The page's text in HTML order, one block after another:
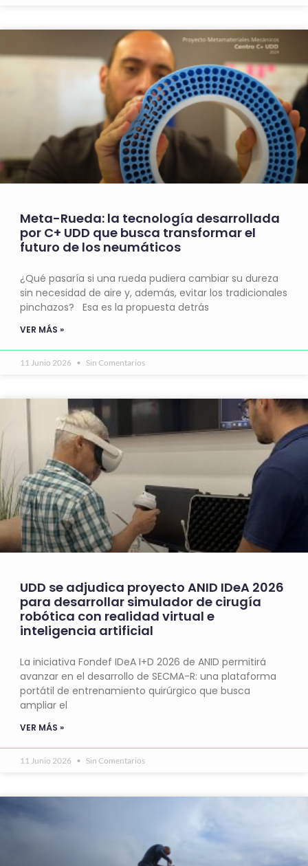
Meta-Rueda: la tecnología desarrollada
por C+ UDD que busca transformar el
futuro de los neumáticos
¿Qué pasaría si una rueda pudiera cambiar su dureza
sin necesidad de aire y, además, evitar los tradicionales
pinchazos? Esa es la propuesta detrás
VER MÁS »
11 Junio 2026 Sin Comentarios
UDD se adjudica proyecto ANID IDeA 2026
para desarrollar simulador de cirugía
robótica con realidad virtual e
inteligencia artificial
La iniciativa Fondef IDeA I+D 2026 de ANID permitirá
avanzar en el desarrollo de SECMA-R: una plataforma
portátil de entrenamiento quirúrgico que busca
ampliar el
VER MÁS »
11 Junio 2026 Sin Comentarios